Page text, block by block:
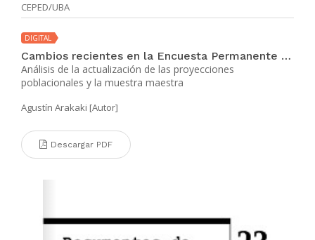
CEPED/UBA
DIGITAL
Cambios recientes en la Encuesta Permanente de Hogares
Análisis de la actualización de las proyecciones
poblacionales y la muestra maestra
Agustín Arakaki [Autor]
Descargar PDF